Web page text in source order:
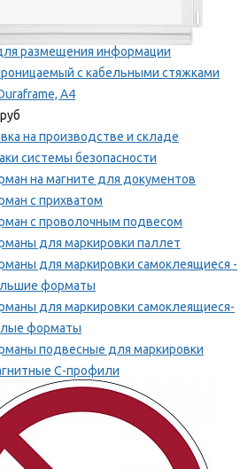
размещения информации
с кабельными стяжками
А4
на производстве и складе
системы безопасности
на магните для документов
с прихватом
с проволочным подвесом
для маркировки паллет
для маркировки самоклеящиеся -
форматы
для маркировки самоклеящиеся-
форматы
подвесные для маркировки
С-профили
маркировка